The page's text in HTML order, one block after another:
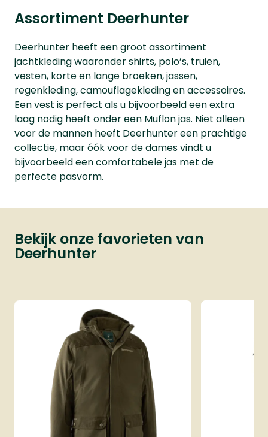
Assortiment Deerhunter
Deerhunter heeft een groot assortiment
jachtkleding waaronder shirts, polo’s, truien,
vesten, korte en lange broeken, jassen,
regenkleding, camouflagekleding en accessoires.
Een vest is perfect als u bijvoorbeeld een extra
laag nodig heeft onder een Muflon jas. Niet alleen
voor de mannen heeft Deerhunter een prachtige
collectie, maar óók voor de dames vindt u
bijvoorbeeld een comfortabele jas met de
perfecte pasvorm.
Bekijk onze favorieten van
Deerhunter